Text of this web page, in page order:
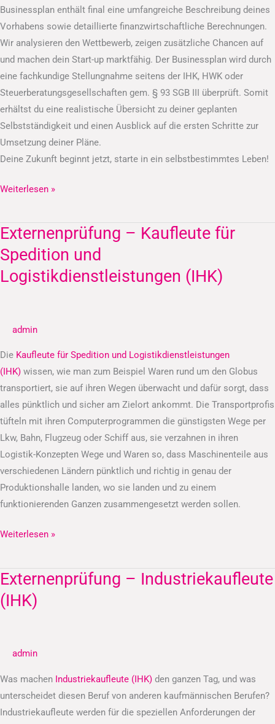
Businessplan enthält final eine umfangreiche Beschreibung deines
Vorhabens sowie detaillierte finanzwirtschaftliche Berechnungen.
Wir analysieren den Wettbewerb, zeigen zusätzliche Chancen auf
und machen dein Start-up marktfähig. Der Businessplan wird durch
eine fachkundige Stellungnahme seitens der IHK, HWK oder
Steuerberatungsgesellschaften gem. § 93 SGB III überprüft. Somit
erhältst du eine realistische Übersicht zu deiner geplanten
Selbstständigkeit und einen Ausblick auf die ersten Schritte zur
Umsetzung deiner Pläne.
Deine Zukunft beginnt jetzt, starte in ein selbstbestimmtes Leben!
Weiterlesen »
Externenprüfung – Kaufleute für
Spedition und
Logistikdienstleistungen (IHK)
admin
Die Kaufleute für Spedition und Logistikdienstleistungen
(IHK) wissen, wie man zum Beispiel Waren rund um den Globus
transportiert, sie auf ihren Wegen überwacht und dafür sorgt, dass
alles pünktlich und sicher am Zielort ankommt. Die Transportprofis
tüfteln mit ihren Computerprogrammen die günstigsten Wege per
Lkw, Bahn, Flugzeug oder Schiff aus, sie verzahnen in ihren
Logistik-Konzepten Wege und Waren so, dass Maschinenteile aus
verschiedenen Ländern pünktlich und richtig in genau der
Produktionshalle landen, wo sie landen und zu einem
funktionierenden Ganzen zusammengesetzt werden sollen.
Externenprüfung
–
Kaufleute
für
Logistikdienstleistungen
Weiterlesen »
Externenprüfung – Industriekaufleute
(IHK)
admin
Was machen Industriekaufleute (IHK) den ganzen Tag, und was
unterscheidet diesen Beruf von anderen kaufmännischen Berufen?
Industriekaufleute werden für die speziellen Anforderungen der
Externenprüfung
–
Industriekaufleute